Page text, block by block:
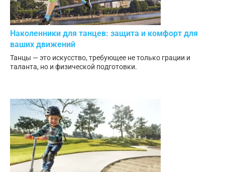
Наколенники для танцев: защита и комфорт для
ваших движений
Танцы — это искусство, требующее не только грации и
таланта, но и физической подготовки.